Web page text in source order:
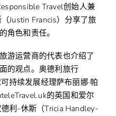
Travel创始人兼
Justin Francis）分享了旅
角色和责任。
游运营商的代表也介绍了
的观点。奥德利旅行
持续发展经理萨布丽娜·帕
的英国和爱尔
利-休斯（Tricia Handley-